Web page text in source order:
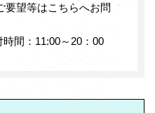
要望等はこちらへお問
間：11:00～20：00